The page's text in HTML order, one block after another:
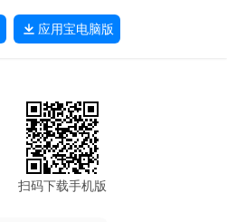
应用宝电脑版
扫码下载手机版